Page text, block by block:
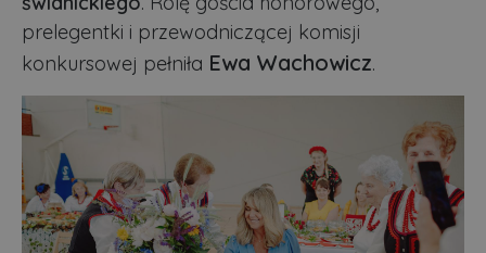
prelegentki i przewodniczącej komisji
konkursowej pełniła Ewa Wachowicz.